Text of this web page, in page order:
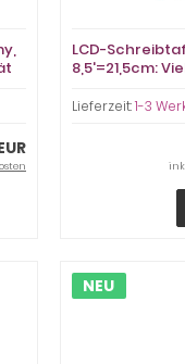
LCD-
8,5'=21,5cm:
Lieferzeit:1-3
NEU